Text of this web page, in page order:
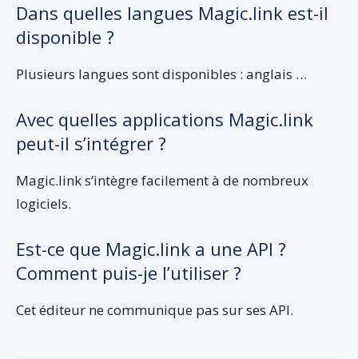
Dans quelles langues Magic.link est-il
disponible ?
Plusieurs langues sont disponibles : anglais …
Avec quelles applications Magic.link
peut-il s’intégrer ?
Magic.link s’intègre facilement à de nombreux
logiciels.
Est-ce que Magic.link a une API ?
Comment puis-je l’utiliser ?
Cet éditeur ne communique pas sur ses API.